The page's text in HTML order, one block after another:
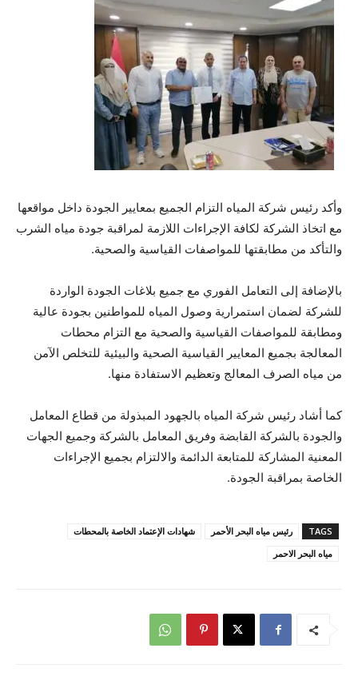
وأكد رئيس شركة المياه التزام الجميع بمعايير الجودة داخل مواقعها
مع اتخاذ الشركة لكافة الإجراءات اللازمة لمراقبة جودة مياه الشرب
والتأكد من مطابقتها للمواصفات القياسية والصحية.
بالإضافة إلى التعامل الفوري مع جميع بلاغات الجودة الواردة
للشركة لضمان استمرارية وصول المياه للمواطنين بجودة عالية
ومطابقة للمواصفات القياسية والصحية مع التزام محطات
المعالجة بجميع المعايير القياسية الصحية والبيئية للتخلص الآمن
من مياه الصرف المعالج وتعظيم الاستفادة منها.
كما أشاد رئيس شركة المياه بالجهود المبذولة من قطاع المعامل
والجودة بالشركة القابضة وفريق المعامل بالشركة وجميع الجهات
المعنية المشاركة للمتابعة الدائمة والالتزام بجميع الإجراءات
الخاصة بمراقبة الجودة.
TAGS رئيس مياه البحر الأحمر
شهادات الإعتماد الخاصة بالمحطات
مياه البحر الاحمر